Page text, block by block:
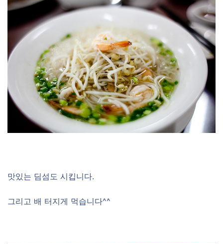
맛있는 딤섬도 시킵니다.
그리고 배 터지게 먹습니다^^